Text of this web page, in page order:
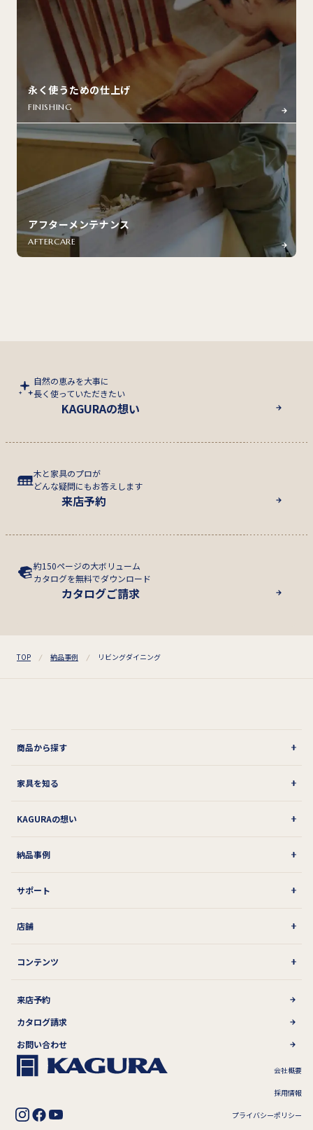
永く使うための仕上げ
FINISHING
アフターメンテナンス
AFTERCARE
自然の恵みを大事に
長く使っていただきたい
KAGURAの想い
木と家具のプロが
どんな疑問にもお答えします
来店予約
約150ページの大ボリューム
カタログを無料でダウンロード
カタログご請求
TOP 納品事例 リビングダイニング
商品から探す
家具を知る
KAGURAの想い
納品事例
サポート
店舗
コンテンツ
来店予約
カタログ請求
お問い合わせ
会社概要
採用情報
プライバシーポリシー